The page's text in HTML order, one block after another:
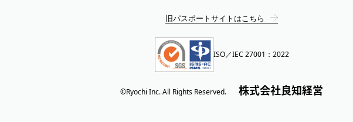
旧パスポートサイトはこちら
ISO／IEC 27001：2022
©Ryochi Inc. All Rights Reserved. 株式会社良知経営